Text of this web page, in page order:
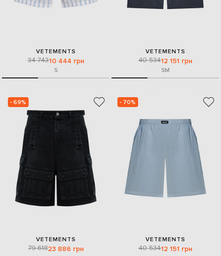
VETEMENTS
34 74310 444 грн
S
VETEMENTS
40 53412 151 грн
SM
- 69%
VETEMENTS
79 61823 886 грн
- 70%
VETEMENTS
40 53412 151 грн